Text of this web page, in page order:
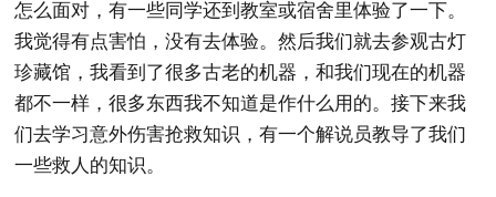
怎么面对，有一些同学还到教室或宿舍里体验了一下。
我觉得有点害怕，没有去体验。然后我们就去参观古灯
珍藏馆，我看到了很多古老的机器，和我们现在的机器
都不一样，很多东西我不知道是作什么用的。接下来我
们去学习意外伤害抢救知识，有一个解说员教导了我们
一些救人的知识。